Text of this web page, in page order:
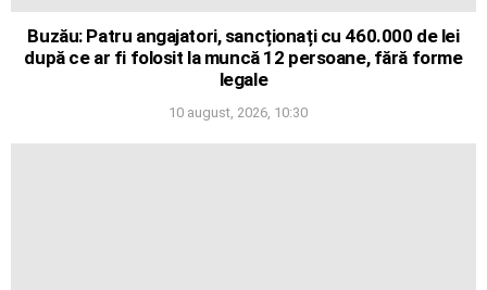
Buzău: Patru angajatori, sancționați cu 460.000 de lei
după ce ar fi folosit la muncă 12 persoane, fără forme
legale
10 august, 2026, 10:30